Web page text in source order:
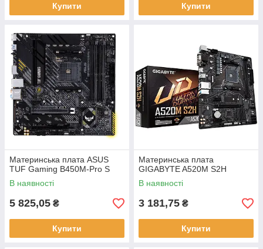
Купити Купити
Материнська плата ASUS
TUF Gaming B450M-Pro S
В наявності
5 825,05 ₴
Купити
Материнська плата
GIGABYTE A520M S2H
В наявності
3 181,75 ₴
Купити